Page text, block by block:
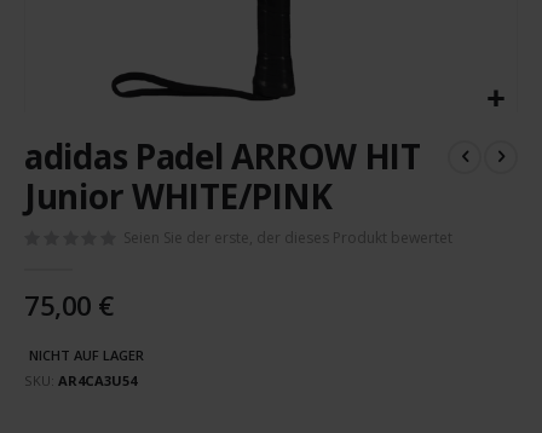
Anfang
der
Bildergalerie
adidas Padel ARROW HIT
Junior WHITE/PINK
Seien Sie der erste, der dieses Produkt bewertet
75,00 €
NICHT AUF LAGER
SKU AR4CA3U54